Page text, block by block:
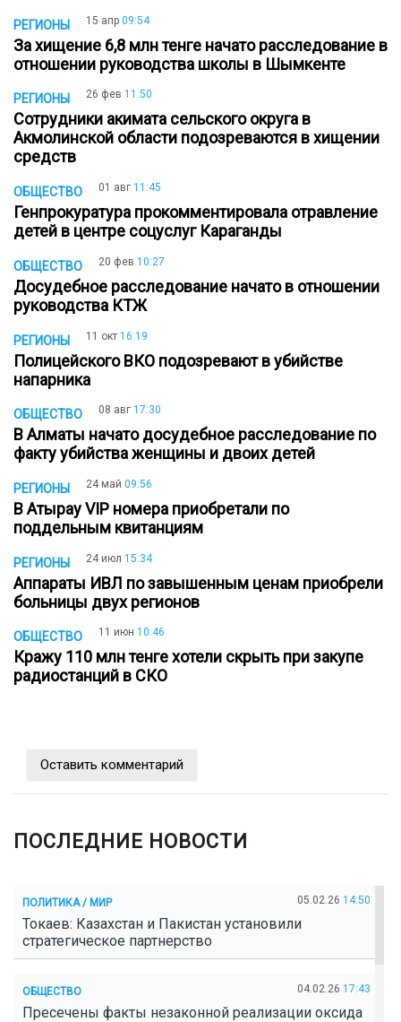
РЕГИОНЫ 15 апр 09:54
За хищение 6,8 млн тенге начато расследование в
отношении руководства школы в Шымкенте
РЕГИОНЫ 26 фев 11:50
Сотрудники акимата сельского округа в
Акмолинской области подозреваются в хищении
средств
ОБЩЕСТВО 01 авг 11:45
Генпрокуратура прокомментировала отравление
детей в центре соцуслуг Караганды
ОБЩЕСТВО 20 фев 10:27
Досудебное расследование начато в отношении
руководства КТЖ
РЕГИОНЫ 11 окт 16:19
Полицейского ВКО подозревают в убийстве
напарника
ОБЩЕСТВО 08 авг 17:30
В Алматы начато досудебное расследование по
факту убийства женщины и двоих детей
РЕГИОНЫ 24 май 09:56
В Атырау VIP номера приобретали по
поддельным квитанциям
РЕГИОНЫ 24 июл 15:34
Аппараты ИВЛ по завышенным ценам приобрели
больницы двух регионов
ОБЩЕСТВО 11 июн 10:46
Кражу 110 млн тенге хотели скрыть при закупе
радиостанций в СКО
Оставить комментарий
ПОСЛЕДНИЕ НОВОСТИ
ПОЛИТИКА / МИР 05.02.26 14:50
Токаев: Казахстан и Пакистан установили
стратегическое партнерство
ОБЩЕСТВО 04.02.26 17:43
Пресечены факты незаконной реализации оксида